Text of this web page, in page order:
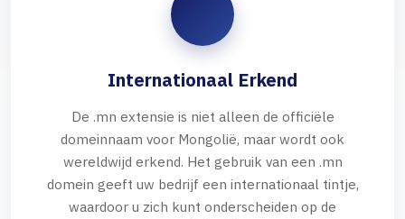
Internationaal Erkend
De .mn extensie is niet alleen de officiële
domeinnaam voor Mongolië, maar wordt ook
wereldwijd erkend. Het gebruik van een .mn
domein geeft uw bedrijf een internationaal tintje,
waardoor u zich kunt onderscheiden op de